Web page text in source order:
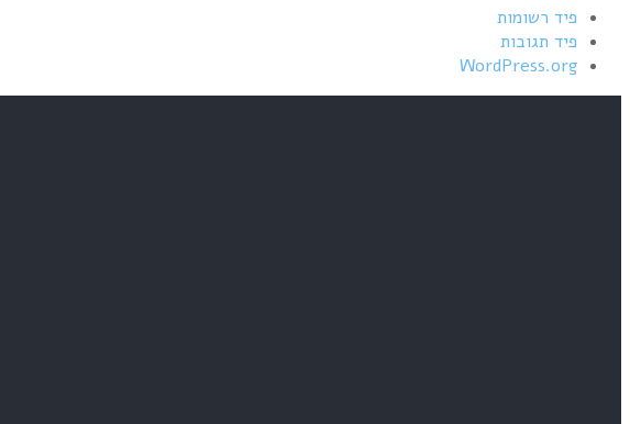
פיד רשומות
פיד תגובות
WordPress.org